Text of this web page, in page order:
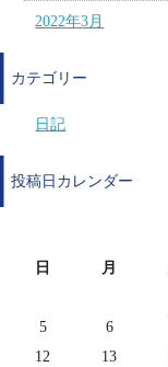
2022年3月
カテゴリー
日記
投稿日カレンダー
日 月
5
6
12
13